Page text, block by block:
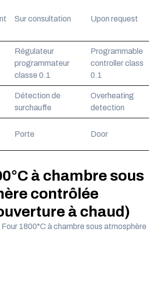
Sur consultation Upon request
Régulateur
programmateur
classe 0.1
Programmable
controller class
0.1
Détection de
surchauffe
Overheating
detection
Porte Door
à chambre sous
contrôlée
à chaud)
1800°C à chambre sous atmosphère